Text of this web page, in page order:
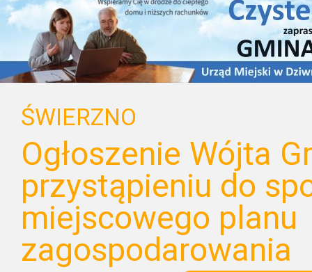
ŚWIERZNO
Ogłoszenie Wójta
przystąpieniu do
miejscowego planu
zagospodarowania